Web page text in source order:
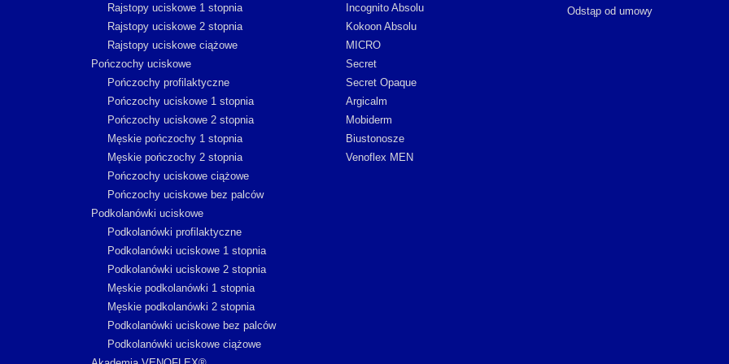
Rajstopy uciskowe 1 stopnia
Rajstopy uciskowe 2 stopnia
Rajstopy uciskowe ciążowe
Pończochy uciskowe
Pończochy profilaktyczne
Pończochy uciskowe 1 stopnia
Pończochy uciskowe 2 stopnia
Męskie pończochy 1 stopnia
Męskie pończochy 2 stopnia
Pończochy uciskowe ciążowe
Pończochy uciskowe bez palców
Podkolanówki uciskowe
Podkolanówki profilaktyczne
Podkolanówki uciskowe 1 stopnia
Podkolanówki uciskowe 2 stopnia
Męskie podkolanówki 1 stopnia
Męskie podkolanówki 2 stopnia
Podkolanówki uciskowe bez palców
Podkolanówki uciskowe ciążowe
Incognito Absolu
Kokoon Absolu
MICRO
Secret
Secret Opaque
Argicalm
Mobiderm
Biustonosze
Venoflex MEN
Odstąp od umowy